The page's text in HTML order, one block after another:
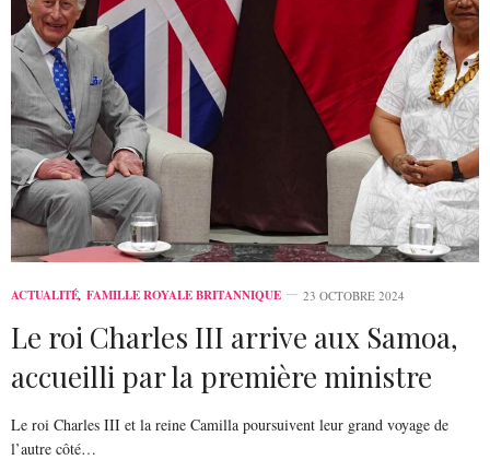
ACTUALITÉ, FAMILLE ROYALE BRITANNIQUE 23 OCTOBRE 2024
Le roi Charles III arrive aux Samoa,
accueilli par la première ministre
Le roi Charles III et la reine Camilla poursuivent leur grand voyage de
l’autre côté…